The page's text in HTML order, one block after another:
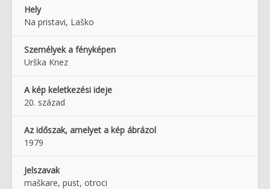
Hely
Na pristavi, Laško
Személyek a fényképen
Urška Knez
A kép keletkezési ideje
20. század
Az időszak, amelyet a kép ábrázol
1979
Jelszavak
maškare, pust, otroci